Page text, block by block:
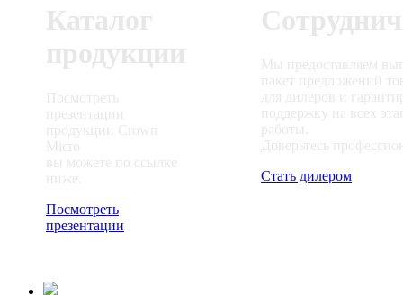
Каталог
продукции
Посмотреть
презентации
продукции Crown
Micro
вы можете по ссылке
ниже.
Посмотреть
презентации
Мы предоставляем
пакет предложений
для дилеров и
поддержку на всех
работы.
Доверьтесь
Стать дилером